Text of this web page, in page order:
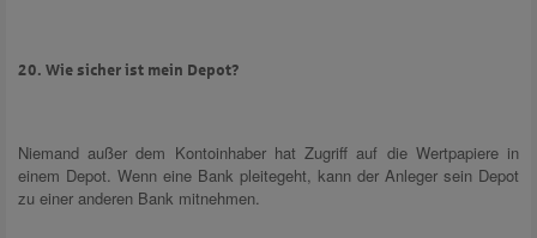
20. Wie sicher ist mein Depot?
Niemand außer dem Kontoinhaber hat Zugriff auf die Wertpapiere in
einem Depot. Wenn eine Bank pleitegeht, kann der Anleger sein Depot
zu einer anderen Bank mitnehmen.